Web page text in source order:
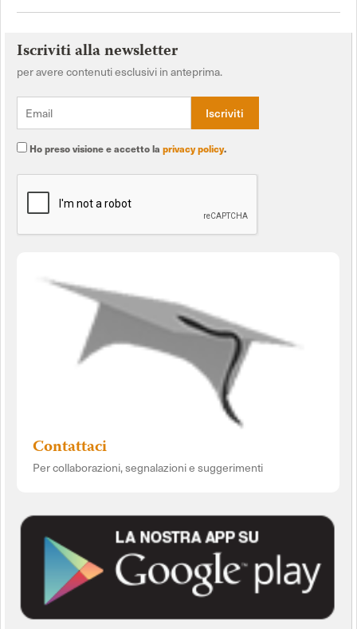
Iscriviti alla newsletter
per avere contenuti esclusivi in anteprima.
Ho preso visione e accetto la privacy policy.
Contattaci
Per collaborazioni, segnalazioni e suggerimenti